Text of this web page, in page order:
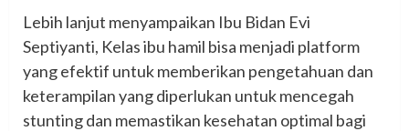
Lebih lanjut menyampaikan Ibu Bidan Evi
Septiyanti, Kelas ibu hamil bisa menjadi platform
yang efektif untuk memberikan pengetahuan dan
keterampilan yang diperlukan untuk mencegah
stunting dan memastikan kesehatan optimal bagi